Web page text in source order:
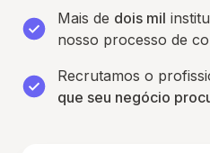
Mais de dois mil
nosso processo de
Recrutamos o
que seu negócio